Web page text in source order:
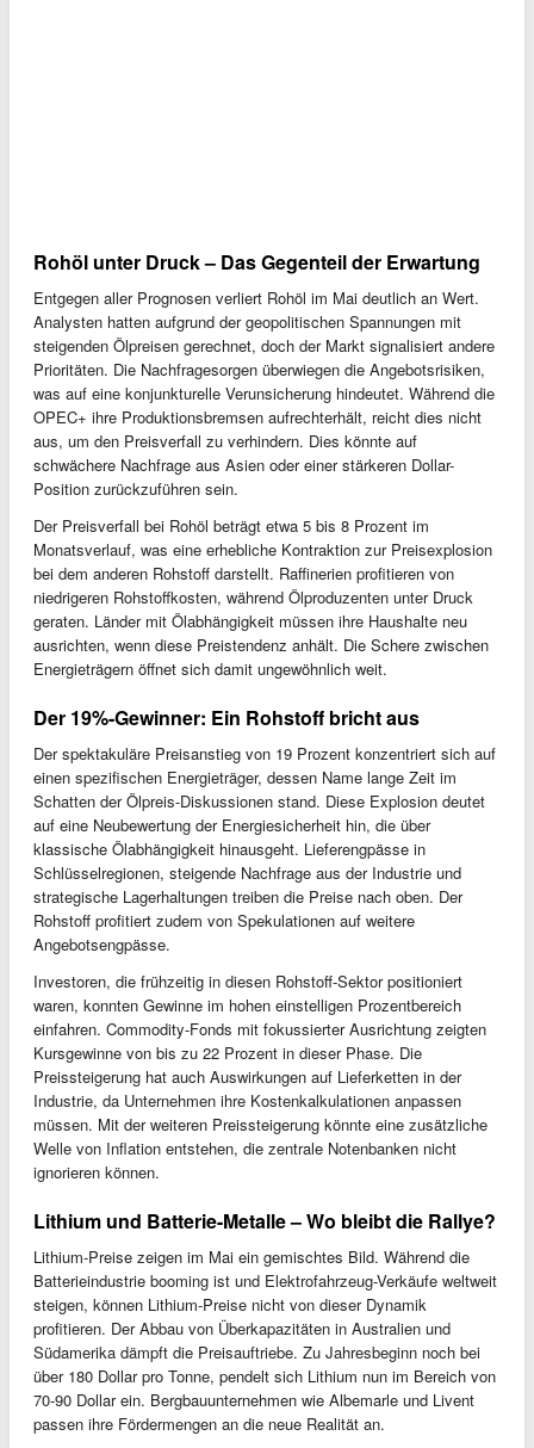
Rohöl unter Druck – Das Gegenteil der Erwartung
Entgegen aller Prognosen verliert Rohöl im Mai deutlich an Wert.
Analysten hatten aufgrund der geopolitischen Spannungen mit
steigenden Ölpreisen gerechnet, doch der Markt signalisiert andere
Prioritäten. Die Nachfragesorgen überwiegen die Angebotsrisiken,
was auf eine konjunkturelle Verunsicherung hindeutet. Während die
OPEC+ ihre Produktionsbremsen aufrechterhält, reicht dies nicht
aus, um den Preisverfall zu verhindern. Dies könnte auf
schwächere Nachfrage aus Asien oder einer stärkeren Dollar-
Position zurückzuführen sein.
Der Preisverfall bei Rohöl beträgt etwa 5 bis 8 Prozent im
Monatsverlauf, was eine erhebliche Kontraktion zur Preisexplosion
bei dem anderen Rohstoff darstellt. Raffinerien profitieren von
niedrigeren Rohstoffkosten, während Ölproduzenten unter Druck
geraten. Länder mit Ölabhängigkeit müssen ihre Haushalte neu
ausrichten, wenn diese Preistendenz anhält. Die Schere zwischen
Energieträgern öffnet sich damit ungewöhnlich weit.
Der 19%-Gewinner: Ein Rohstoff bricht aus
Der spektakuläre Preisanstieg von 19 Prozent konzentriert sich auf
einen spezifischen Energieträger, dessen Name lange Zeit im
Schatten der Ölpreis-Diskussionen stand. Diese Explosion deutet
auf eine Neubewertung der Energiesicherheit hin, die über
klassische Ölabhängigkeit hinausgeht. Lieferengpässe in
Schlüsselregionen, steigende Nachfrage aus der Industrie und
strategische Lagerhaltungen treiben die Preise nach oben. Der
Rohstoff profitiert zudem von Spekulationen auf weitere
Angebotsengpässe.
Investoren, die frühzeitig in diesen Rohstoff-Sektor positioniert
waren, konnten Gewinne im hohen einstelligen Prozentbereich
einfahren. Commodity-Fonds mit fokussierter Ausrichtung zeigten
Kursgewinne von bis zu 22 Prozent in dieser Phase. Die
Preissteigerung hat auch Auswirkungen auf Lieferketten in der
Industrie, da Unternehmen ihre Kostenkalkulationen anpassen
müssen. Mit der weiteren Preissteigerung könnte eine zusätzliche
Welle von Inflation entstehen, die zentrale Notenbanken nicht
ignorieren können.
Lithium und Batterie-Metalle – Wo bleibt die Rallye?
Lithium-Preise zeigen im Mai ein gemischtes Bild. Während die
Batterieindustrie booming ist und Elektrofahrzeug-Verkäufe weltweit
steigen, können Lithium-Preise nicht von dieser Dynamik
profitieren. Der Abbau von Überkapazitäten in Australien und
Südamerika dämpft die Preisauftriebe. Zu Jahresbeginn noch bei
über 180 Dollar pro Tonne, pendelt sich Lithium nun im Bereich von
70-90 Dollar ein. Bergbauunternehmen wie Albemarle und Livent
passen ihre Fördermengen an die neue Realität an.